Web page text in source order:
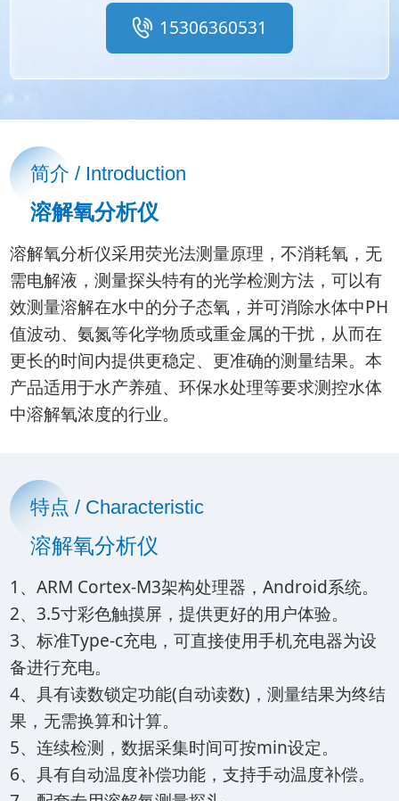
15306360531
简介 / Introduction
溶解氧分析仪
溶解氧分析仪采用荧光法测量原理，不消耗氧，无
需电解液，测量探头特有的光学检测方法，可以有
效测量溶解在水中的分子态氧，并可消除水体中PH
值波动、氨氮等化学物质或重金属的干扰，从而在
更长的时间内提供更稳定、更准确的测量结果。本
产品适用于水产养殖、环保水处理等要求测控水体
中溶解氧浓度的行业。
特点 / Characteristic
溶解氧分析仪
1、ARM Cortex-M3架构处理器，Android系统。
2、3.5寸彩色触摸屏，提供更好的用户体验。
3、标准Type-c充电，可直接使用手机充电器为设
备进行充电。
4、具有读数锁定功能(自动读数)，测量结果为终结
果，无需换算和计算。
5、连续检测，数据采集时间可按min设定。
6、具有自动温度补偿功能，支持手动温度补偿。